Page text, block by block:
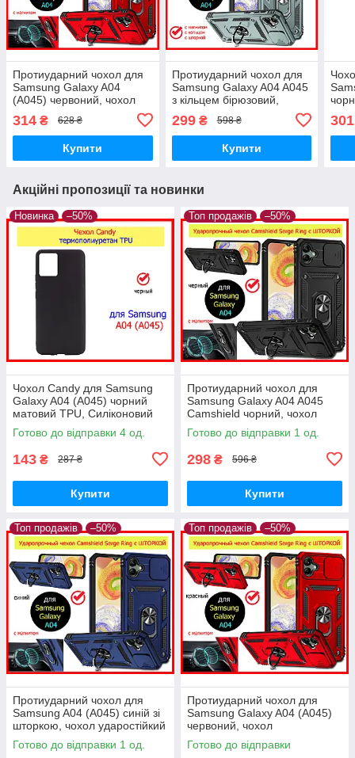
Протиударний чохол для
Samsung Galaxy A04
(A045) червоний, чохол
ударостійкий на Самсунг
А04 з кільцем
314 ₴ 628 ₴
Купити
Протиударний чохол для
Samsung Galaxy A04 A045
з кільцем бірюзовий,
Самсунг А04 зі шторкою
299₴ 598 ₴
Купити
301
Акційні пропозиції та новинки
Новинка –50%
Чохол Candy для Samsung
Galaxy A04 (A045) чорний
матовий TPU, Силіконовий
чохол для Samsung A04
чорний
Готово до відправки 4 од.
143 ₴ 287 ₴
Купити
Топ продажів –50%
Протиударний чохол для
Samsung Galaxy A04 A045
Camshield чорний, чохол
ударостійкий на Самсунг А04
з кільцем
Готово до відправки 1 од.
298 ₴ 596 ₴
Купити
Топ продажів –50%
Протиударний чохол для
Samsung A04 (A045) синій зі
шторкою, чохол ударостійкий
на Самсунг А04 з кільцем
Готово до відправки 1 од.
Топ продажів –50%
Протиударний чохол для
Samsung Galaxy A04 (A045)
червоний, чохол
ударостійкий на Самсунг А04
з кільцем
Готово до відправки